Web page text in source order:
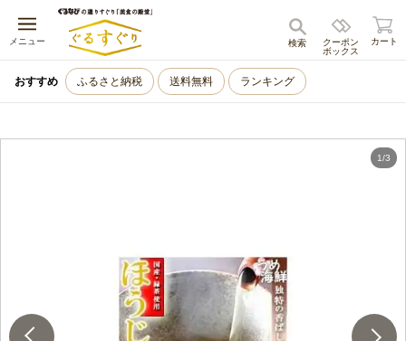
メニュー
キャンセル
クーポン
ボックス
検索 カート
おすすめ ふるさと納税 送料無料 ランキング
1/3